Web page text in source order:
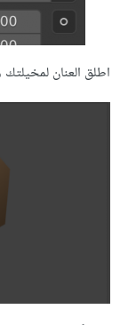
اطلق العنان